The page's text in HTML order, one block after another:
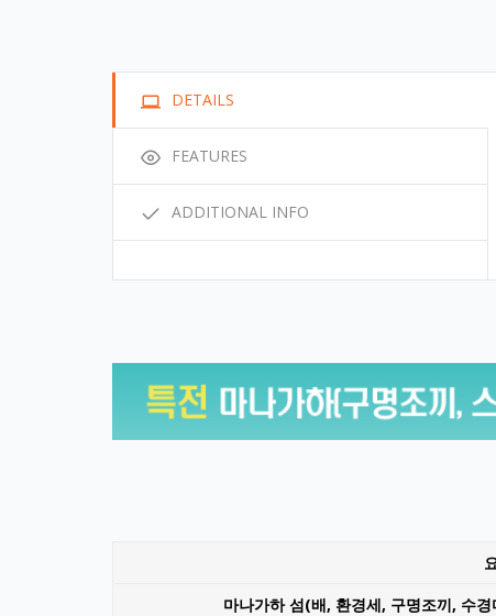
DETAILS
FEATURES
ADDITIONAL INFO
마나가하 섬(배, 환경세, 구명조끼, 수